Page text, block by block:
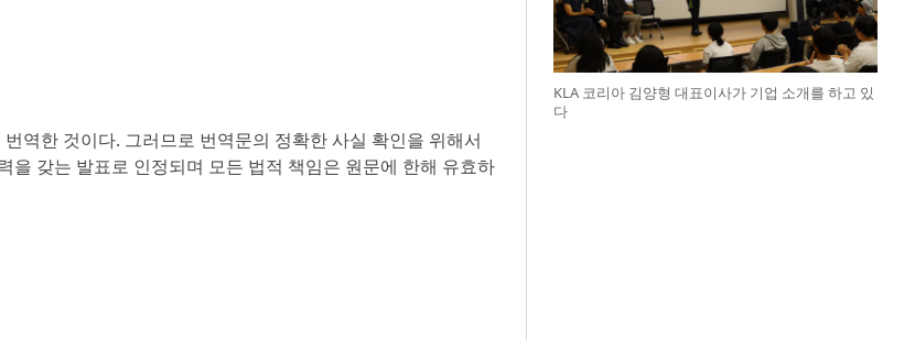
역한 것이다. 그러므로 번역문의 정확한 사실 확인을 위해서
갖는 발표로 인정되며 모든 법적 책임은 원문에 한해 유효하
KLA 코리아 김양형 대표이사가 기업 소개를 하고 있
다